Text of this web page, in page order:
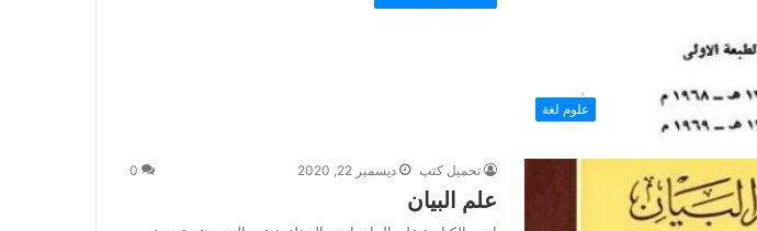
علوم لغة
تحميل كتب ديسمبر 22, 2020 0
علم البيان